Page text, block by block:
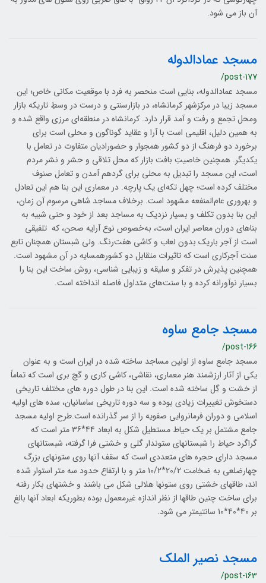
آن باز می شود.
مسجد عمادالدوله
/post-177
مسجد عمادالدوله، بنایی است منحصر به فرد با موقعیت مکانی‌ خاص؛ این
مسجد زیبا در مرکزشهر کرمانشاه، در بازارسنتی و درست در وسطِ تاریکه بازار
ومحل تجمع و رفت و آمد قرار دارد. کرمانشاه در منطقه‌ای مرزی واقع شده و
به همین دلیل، اقلیمی است با آرا و عقاید گوناگون و محلی است برای
برخورد دو فرهنگ از دو کشور همجوار و حضورادیان متفاوت در تعامل با
یکدیگر. همچنین خاصیتِ بافت بازار که محل تلاقی و حشر و نشر مردم
است، این مسجد را تبدیل به محلی برای گردهم آمدن و تعامل صنوف
مختلف کرده است؛ چهل تکه‌ای یک پارچه. در معماری این بنا هم این تعادل
و بهروری عام‌المنفعه مشهود است. برخلاف مساجد شاهی مرسوم آن زمان،
این بنا بدون تکلف و بسیار نزدیک به مساجد بعد از خود و حتی شبیه به
بناهای دوران معاصر ایران است، به‌خصوص نوع آرایه صحن، که تلفیقی
است از آجر باریک بدون لعاب و کاشی هفت‌رنگ. ولی شبستان همچنان تابع
سنت آجرکاری است که تاثیرات متقابل دو کشورهمسایه در آن مشهود است.
همچنین پذیرش در تفکر و سلیقه و زیبایی شناسی، روش ساخت این بنا را
بسیار نوآورانه کرده و با سنت‌های متداول فاصله انداخته است.
مسجد جامع ساوه
/post-166
مسجد جامع ساوه از اولین مساجد ساخته شده در ایران است و به عنوان
یکی از آثار ارزشمند هنر معماری، نقاشی، کاشی کاری و گچ‌ بری است که تماماً
از خشت و گِل ساخته ‌شده است. این بنا در طول دوره های مختلف تاریخی
دستخوش تغییرات زیادی بوده و سه دوره تاریخی ساسانیان، سده‌ های اولیه
اسلامی و دوران فرمانروایی صفویه را از سر گذرانده ‌است.طرح اوليه مسجد
جامع مشتمل بر يك حياط مستطيل شكل به ابعاد 44*36 متر است كه
گراگرد حياط را شبستانهاي ستوندار گلي و خشتي فرا گرفته، شبستانهاي
مسجد داراي حجره هاي متعددي است كه سقف آنها روي ستونهاي بزرگ
چهارضلعي به ضخامت 20/2*10/2 متر و با ارتفاع حدود سه متر استوار شده
اند، طاقهاي خشتي روي ستونها هلالي شكل مي باشند و خشتهاي بكار رفته
براي ساخت چنين طاقها از نظر اندازه غيرمعمول بوده بطوريكه ابعاد آنها بالغ
بر 40*40*10 سانتيمتر مي شود.
مسجد نصیر الملک
/post-163